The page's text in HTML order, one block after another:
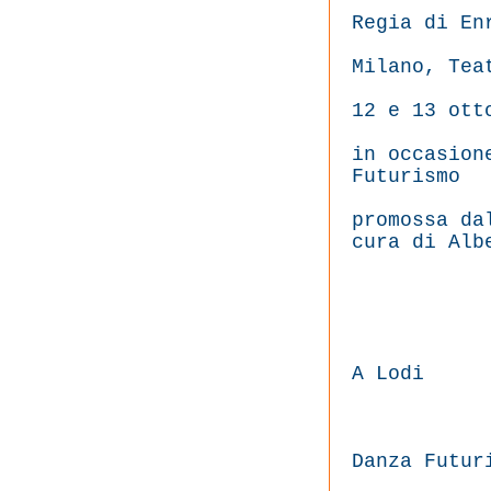
Regia di
Milano,
12 e 13
in
Futurismo
promossa
cura di
A Lodi
Danza